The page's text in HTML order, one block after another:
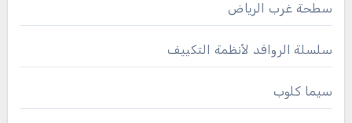
سطحة غرب الرياض
سلسلة الروافد لأنظمة التكييف
سيما كلوب